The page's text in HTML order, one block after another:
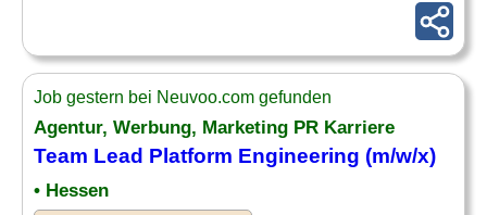
Job gestern bei Neuvoo.com gefunden
Agentur, Werbung, Marketing PR Karriere
Team Lead Platform Engineering (m/w/x)
• Hessen